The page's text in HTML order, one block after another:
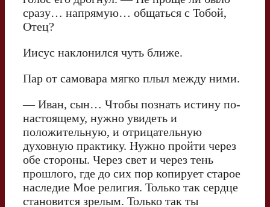
сразу… напрямую… общаться с Тобой,
Отец?
Иисус наклонился чуть ближе.
Пар от самовара мягко плыл между ними.
— Иван, сын… Чтобы познать истину по-
настоящему, нужно увидеть и
положительную, и отрицательную
духовную практику. Нужно пройти через
обе стороны. Через свет и через тень
прошлого, где до сих пор копирует старое
наследие Мое религия. Только так сердце
становится зрелым. Только так ты